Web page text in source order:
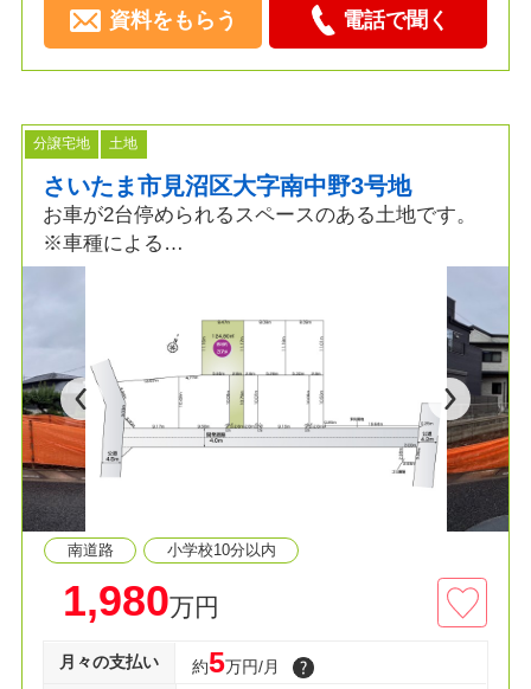
資料をもらう 電話で聞く
分譲宅地 土地
さいたま市見沼区大字南中野3号地
お車が2台停められるスペースのある土地です。
※車種による
お好みのプランで建築できます。
着工棟数18,000棟の実績から最適なプランご提案
南道路 小学校10分以内
1,980万円
月々の支払い 約5万円/月